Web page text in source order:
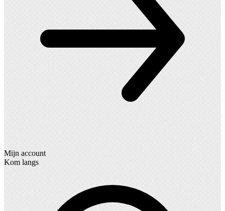
Mijn account
Kom langs